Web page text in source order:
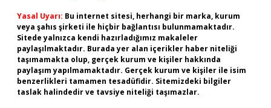
Yasal Uyarı: Bu internet sitesi, herhangi bir marka, kurum
veya şahıs şirketi ile hiçbir bağlantısı bulunmamaktadır.
Sitede yalnızca kendi hazırladığımız makaleler
paylaşılmaktadır. Burada yer alan içerikler haber niteliği
taşımamakta olup, gerçek kurum ve kişiler hakkında
paylaşım yapılmamaktadır. Gerçek kurum ve kişiler ile isim
benzerlikleri tamamen tesadüfidir. Sitemizdeki bilgiler
taslak halindedir ve tavsiye niteliği taşımazlar.